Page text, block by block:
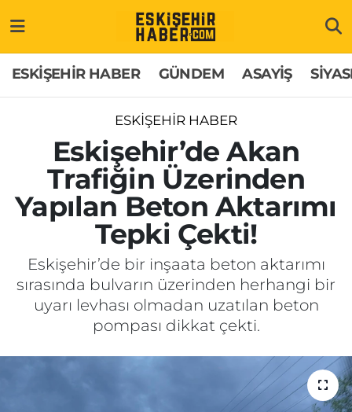
ESKİŞEHİR HABER GÜNDEM ASAYİŞ
ESKİŞEHİR HABER
Eskişehir’de Akan
Trafiğin Üzerinden
Yapılan Beton Aktarımı
Tepki Çekti!
Eskişehir’de bir inşaata beton aktarımı
sırasında bulvarın üzerinden herhangi bir
uyarı levhası olmadan uzatılan beton
pompası dikkat çekti.
GÜNDEM
ASAYİŞ
SİYASET
EKONOMİ
SAĞLIK
EĞİTİM
Hakkımızda
İletişim
Künye
Odunpazarı Trafik Yoğunluk Haritası
Süper Lig Puan Durumu ve Fikstür
Tüm Manşetler
Son Dakika Haberleri
Haber Arşivi